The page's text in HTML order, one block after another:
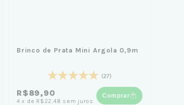
Brinco de Prata Mini Argola 0,9m
(27)
R$89,90
4 x de R$22,48 sem juros
Comprar